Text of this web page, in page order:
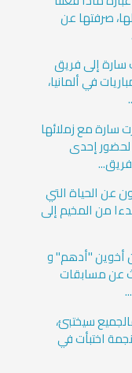
صرفتها عن
سارة إلى فريق
في ألمانيا،
مع زملائها
لحضور إحدى
عن الحياة التي
من المخيم إلى
أخوين "أدهم" و
عن مسابقات
سيختبئ،
اختبأت في